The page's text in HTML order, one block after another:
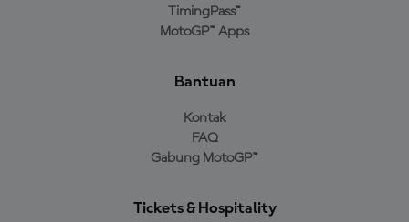
TimingPass™
MotoGP™ Apps
Bantuan
Kontak
FAQ
Gabung MotoGP™
Tickets & Hospitality